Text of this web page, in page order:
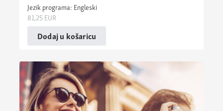
Jezik programa: Engleski
81,25 EUR
Dodaj u košaricu